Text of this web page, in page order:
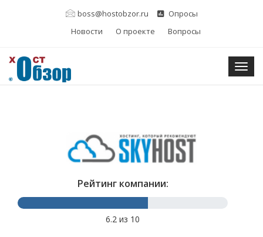
boss@hostobzor.ru
Опросы
Новости
О проекте Вопросы
Рейтинг компании:
6.2 из 10